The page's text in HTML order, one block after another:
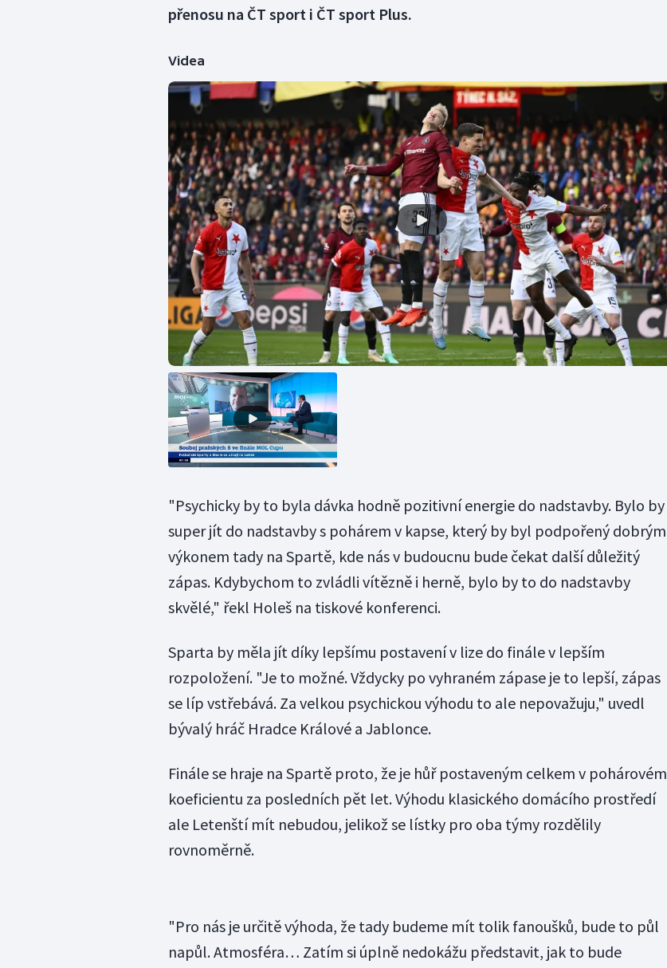
přenosu na ČT sport i ČT sport Plus.
Videa
"Psychicky by to byla dávka hodně pozitivní energie do nadstavby. Bylo by
super jít do nadstavby s pohárem v kapse, který by byl podpořený dobrým
výkonem tady na Spartě, kde nás v budoucnu bude čekat další důležitý
zápas. Kdybychom to zvládli vítězně i herně, bylo by to do nadstavby
skvělé," řekl Holeš na tiskové konferenci.
Sparta by měla jít díky lepšímu postavení v lize do finále v lepším
rozpoložení. "Je to možné. Vždycky po vyhraném zápase je to lepší, zápas
se líp vstřebává. Za velkou psychickou výhodu to ale nepovažuju," uvedl
bývalý hráč Hradce Králové a Jablonce.
Finále se hraje na Spartě proto, že je hůř postaveným celkem v pohárovém
koeficientu za posledních pět let. Výhodu klasického domácího prostředí
ale Letenští mít nebudou, jelikož se lístky pro oba týmy rozdělily
rovnoměrně.
"Pro nás je určitě výhoda, že tady budeme mít tolik fanoušků, bude to půl
napůl. Atmosféra… Zatím si úplně nedokážu představit, jak to bude